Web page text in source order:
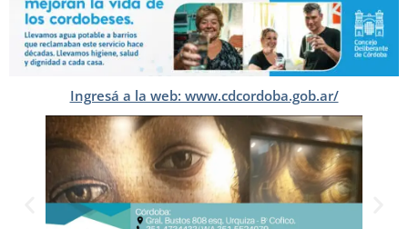
Ingresá a la web: www.cdcordoba.gob.ar/